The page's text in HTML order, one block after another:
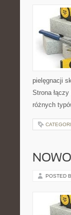
pielęgnacji
Strona
różnych
POSTED